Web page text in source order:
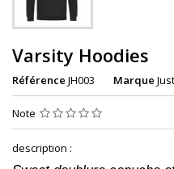
Varsity Hoodies
Référence JH003 Marque
Note
description :